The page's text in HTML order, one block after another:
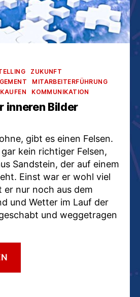
ZUKUNFT
MITARBEITERFÜHRUNG
KOMMUNIKATION
inneren Bilder
gibt es einen Felsen.
kein richtiger Felsen,
Sandstein, der auf einem
Einst war er wohl viel
er nur noch aus dem
und Wetter im Lauf der
und weggetragen